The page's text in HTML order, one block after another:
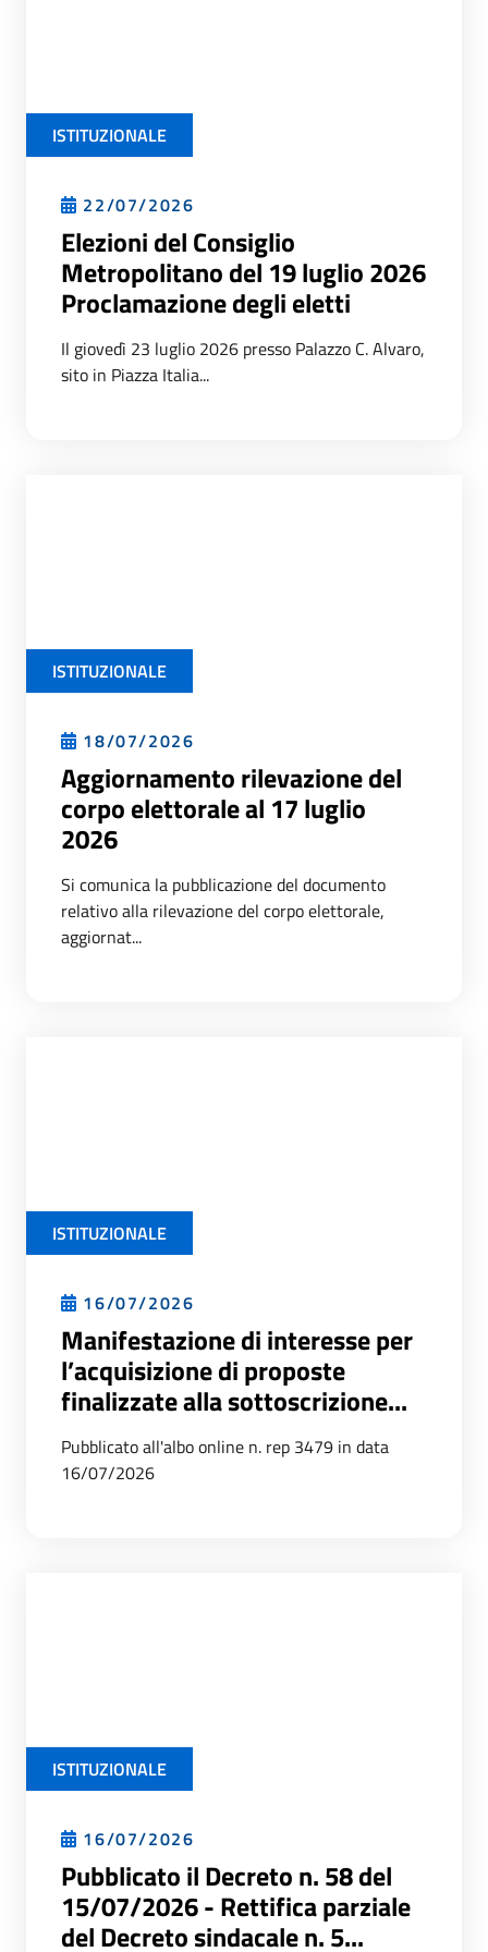
ISTITUZIONALE
22/07/2026
Elezioni del Consiglio
Metropolitano del 19 luglio 2026
Proclamazione degli eletti
Il giovedì 23 luglio 2026 presso Palazzo C. Alvaro,
sito in Piazza Italia...
ISTITUZIONALE
18/07/2026
Aggiornamento rilevazione del
corpo elettorale al 17 luglio
2026
Si comunica la pubblicazione del documento
relativo alla rilevazione del corpo elettorale,
aggiornat...
ISTITUZIONALE
16/07/2026
Manifestazione di interesse per
l’acquisizione di proposte
finalizzate alla sottoscrizione...
Pubblicato all'albo online n. rep 3479 in data
16/07/2026
ISTITUZIONALE
16/07/2026
Pubblicato il Decreto n. 58 del
15/07/2026 - Rettifica parziale
del Decreto sindacale n. 5...